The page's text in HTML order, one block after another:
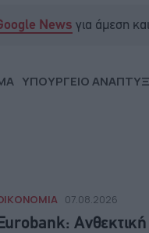
News για άμεση
ΥΠΟΥΡΓΕΙΟ
07.08.2026
Eurobank: